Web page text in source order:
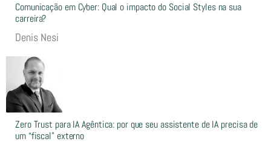
Comunicação em Cyber: Qual o impacto do Social Styles na sua
carreira?
Denis Nesi
Zero Trust para IA Agêntica: por que seu assistente de IA precisa de
um “fiscal” externo